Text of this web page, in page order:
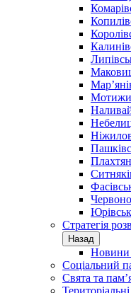
Стратегія
Назад
Новини
Соціальний
Свята та